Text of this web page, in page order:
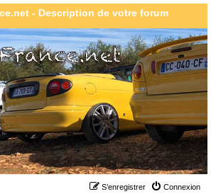
- Description de votre forum
Connexion
S’enregistrer